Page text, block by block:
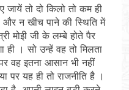
तो दो किलो तो कम ही
और न खीच पाने की स्थिति में
मोइी जी के लम्बे होते पैर
ही । सो उन्हें वह तो मिलता
वह इतना आसान भी नहीं
पर यह ही तो राजनीति है ।